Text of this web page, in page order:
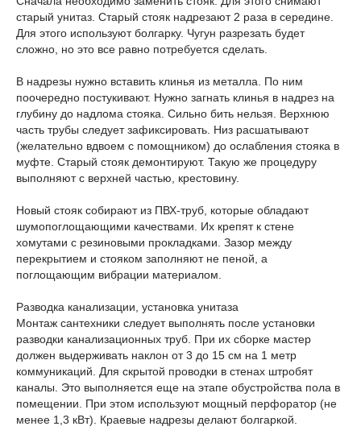
старый унитаз. Старый стояк надрезают 2 раза в середине.
Для этого используют болгарку. Чугун разрезать будет
сложно, но это все равно потребуется сделать.
В надрезы нужно вставить клинья из металла. По ним
поочередно постукивают. Нужно загнать клинья в надрез на
глубину до надлома стояка. Сильно бить нельзя. Верхнюю
часть трубы следует зафиксировать. Низ расшатывают
(желательно вдвоем с помощником) до ослабления стояка в
муфте. Старый стояк демонтируют. Такую же процедуру
выполняют с верхней частью, крестовину.
Новый стояк собирают из ПВХ-труб, которые обладают
шумопоглощающими качествами. Их крепят к стене
хомутами с резиновыми прокладками. Зазор между
перекрытием и стояком заполняют не пеной, а
поглощающим вибрации материалом.
Разводка канализации, установка унитаза
Монтаж сантехники следует выполнять после установки
разводки канализационных труб. При их сборке мастер
должен выдерживать наклон от 3 до 15 см на 1 метр
коммуникаций. Для скрытой проводки в стенах штробят
каналы. Это выполняется еще на этапе обустройства пола в
помещении. При этом используют мощный перфоратор (не
менее 1,3 кВт). Краевые надрезы делают болгаркой.